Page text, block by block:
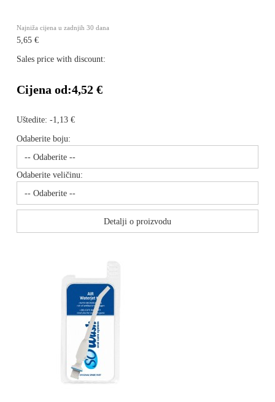
Najniža cijena u zadnjih 30 dana
5,65 €
Sales price with discount:
Cijena od:4,52 €
Uštedite: -1,13 €
Odaberite boju:
Odaberite veličinu:
Detalji o proizvodu